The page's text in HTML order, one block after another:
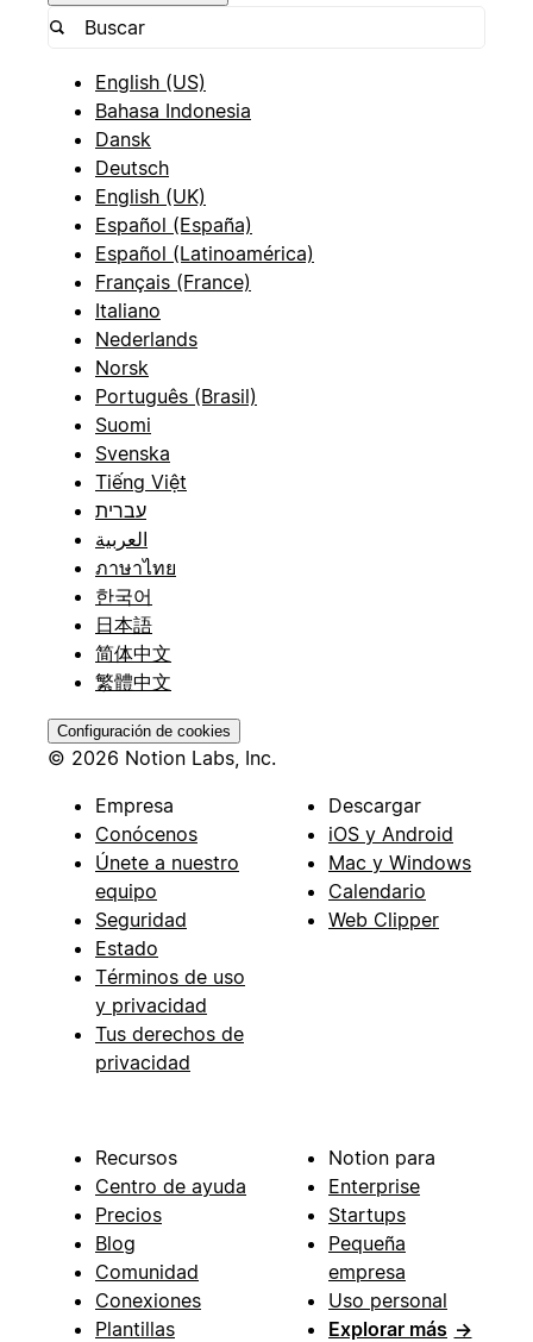
English (US)
Bahasa Indonesia
Dansk
Deutsch
English (UK)
Español (España)
Español (Latinoamérica)
Français (France)
Italiano
Nederlands
Norsk
Português (Brasil)
Suomi
Svenska
Tiếng Việt
עברית
العربية
ภาษาไทย
한국어
日本語
简体中文
繁體中文
Configuración de cookies
© 2026 Notion Labs, Inc.
Empresa
Conócenos
Únete a nuestro
equipo
Seguridad
Estado
Términos de uso
y privacidad
Tus derechos de
privacidad
Descargar
iOS y Android
Mac y Windows
Calendario
Web Clipper
Recursos
Centro de ayuda
Precios
Blog
Comunidad
Conexiones
Plantillas
Notion para
Enterprise
Startups
Pequeña
empresa
Uso personal
Explorar más →